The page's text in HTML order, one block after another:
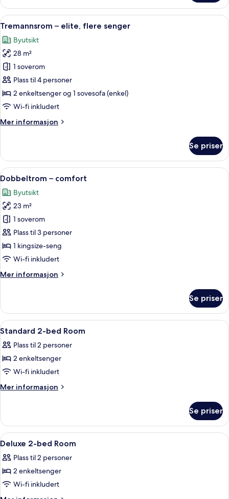
–
comfort
Åpne
alle
bildene
av
Tremannsrom
–
elite,
flere
Tremannsrom – elite, flere senger |
6
Tremannsrom – elite, flere senger
Byutsikt
28 m²
1 soverom
Plass til 4 personer
2 enkeltsenger og 1 sovesofa (enkel)
Wi-fi inkludert
Mer informasjon
Mer
–
elite,
flere
Se priser
Åpne
alle
bildene
av
Dobbeltrom
–
comfort
Dobbeltrom – comfort | Dundyner,
7
Dobbeltrom – comfort
Byutsikt
23 m²
1 soverom
Plass til 3 personer
1 kingsize-seng
Wi-fi inkludert
Mer informasjon
Mer
–
comfort
Se priser
Åpne
alle
bildene
av
Standard
2-
Dundyner, safe på rommet,
12
Standard 2-bed Room
Plass til 2 personer
2 enkeltsenger
Wi-fi inkludert
Mer informasjon
Mer
2-
bed
Room
Se priser
Åpne
alle
bildene
av
Deluxe
2-
Dundyner, safe på rommet,
8
Deluxe 2-bed Room
Plass til 2 personer
2 enkeltsenger
Wi-fi inkludert